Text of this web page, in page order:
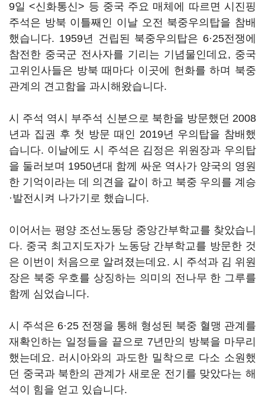
9일 <신화통신> 등 중국 주요 매체에 따르면 시진핑
주석은 방북 이틀째인 이날 오전 북중우의탑을 참배
했습니다. 1959년 건립된 북중우의탑은 6·25전쟁에
참전한 중국군 전사자를 기리는 기념물인데요, 중국
고위인사들은 방북 때마다 이곳에 헌화를 하며 북중
관계의 견고함을 과시해왔습니다.
시 주석 역시 부주석 신분으로 북한을 방문했던 2008
년과 집권 후 첫 방문 때인 2019년 우의탑을 참배했
습니다. 이날에도 시 주석은 김정은 위원장과 우의탑
을 둘러보며 1950년대 함께 싸운 역사가 양국의 영원
한 기억이라는 데 의견을 같이 하고 북중 우의를 계승
·발전시켜 나가기로 했습니다.
이어서는 평양 조선노동당 중앙간부학교를 찾았습니
다. 중국 최고지도자가 노동당 간부학교를 방문한 것
은 이번이 처음으로 알려졌는데요. 시 주석과 김 위원
장은 북중 우호를 상징하는 의미의 전나무 한 그루를
함께 심었습니다.
시 주석은 6·25 전쟁을 통해 형성된 북중 혈맹 관계를
재확인하는 일정들을 끝으로 7년만의 방북을 마무리
했는데요. 러시아와의 과도한 밀착으로 다소 소원했
던 중국과 북한의 관계가 새로운 전기를 맞았다는 해
석이 힘을 얻고 있습니다.